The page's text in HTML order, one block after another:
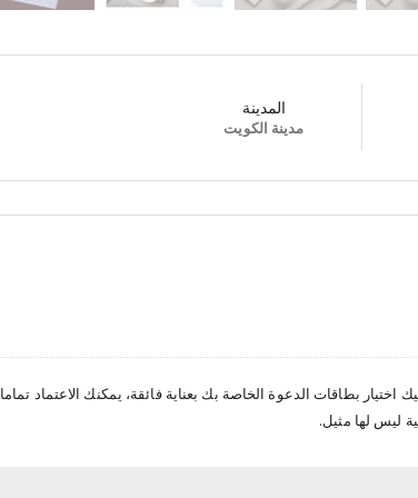
المدينة
مدينة الكويت
بطاقات الدعوة الخاصة بك بعناية فائقة، يمكنك الاعتماد تماما
ليس لها مثيل.